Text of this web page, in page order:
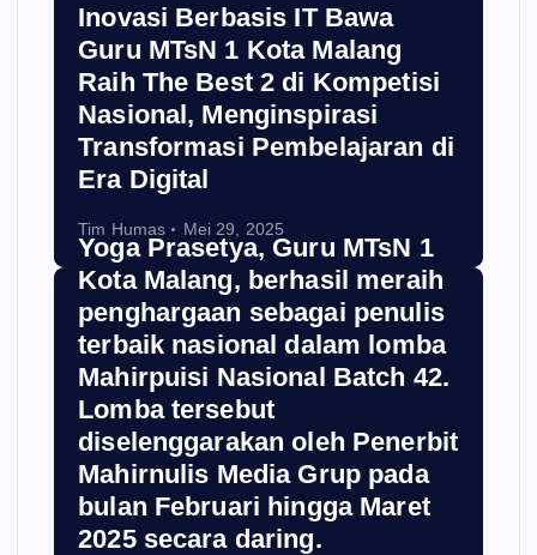
Inovasi Berbasis IT Bawa
Guru MTsN 1 Kota Malang
Raih The Best 2 di Kompetisi
Nasional, Menginspirasi
Transformasi Pembelajaran di
Era Digital
Tim Humas Mei 29, 2025
Yoga Prasetya, Guru MTsN 1
Kota Malang, berhasil meraih
penghargaan sebagai penulis
terbaik nasional dalam lomba
Mahirpuisi Nasional Batch 42.
Lomba tersebut
diselenggarakan oleh Penerbit
Mahirnulis Media Grup pada
bulan Februari hingga Maret
2025 secara daring.